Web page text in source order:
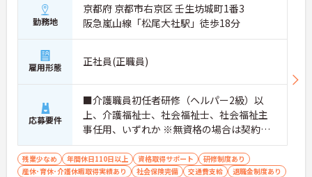
勤務地
京都府 京都市右京区 壬生坊城町1番3
阪急嵐山線「松尾大社駅」徒歩18分
雇用形態 正社員(正職員)
応募要件
■介護職員初任者研修（ヘルパー2級）以
上、介護福祉士、社会福祉士、社会福祉主
事任用、いずれか ※無資格の場合は契約社
員入社スタート ■普通自動車運転免許（AT
限定可）
残業少なめ 年間休日110日以上 資格取得サポート
研修制度あり
産休･育休･介護休暇取得実績あり
社会保険完備 交通費支給 退職金制度あり